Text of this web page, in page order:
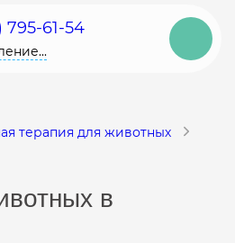
795-61-54
терапия для животных
в